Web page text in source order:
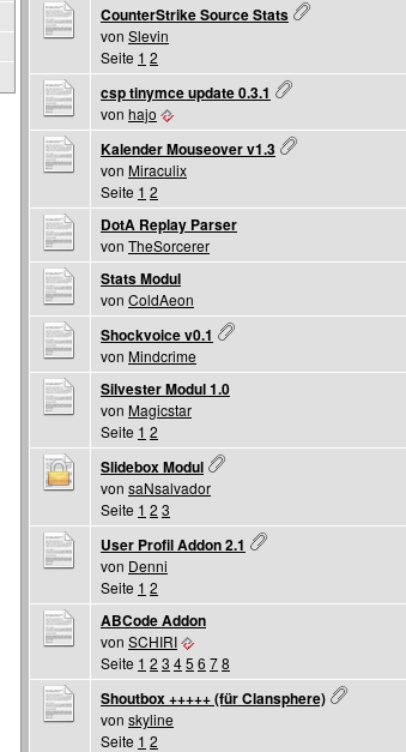
CounterStrike Source Stats
von Slevin
Seite 1 2
csp tinymce update 0.3.1
von hajo
Kalender Mouseover v1.3
von Miraculix
Seite 1 2
DotA Replay Parser
von TheSorcerer
Stats Modul
von ColdAeon
Shockvoice v0.1
von Mindcrime
Silvester Modul 1.0
von Magicstar
Seite 1 2
Slidebox Modul
von saNsalvador
Seite 1 2 3
User Profil Addon 2.1
von Denni
Seite 1 2
ABCode Addon
von SCHIRI
Seite 1 2 3 45 6 78
Shoutbox +++++ (für Clansphere)
von skyline
Seite 1 2